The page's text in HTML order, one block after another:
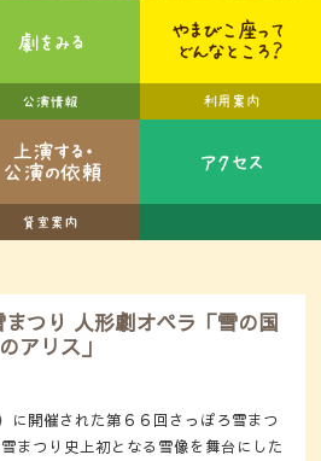
つり 人形劇オペラ「雪の国
のアリス」
開催された第６６回さっぽろ雪まつ
まつり史上初となる雪像を舞台にした